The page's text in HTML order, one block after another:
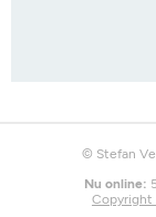
© Stefan
Nu online:
Copyright